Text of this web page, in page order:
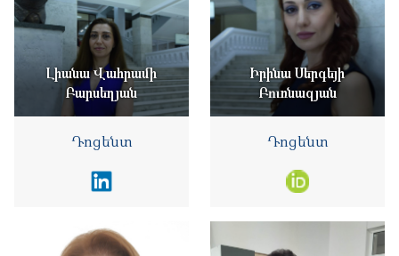
Լիանա Վահրամի
Բարսեղյան
Դոցենտ
Իրինա Սերգեյի
Բուռնազյան
Դոցենտ